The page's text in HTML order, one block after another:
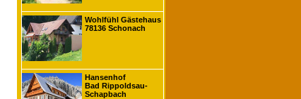
Wohlfühl Gästehaus
78136 Schonach
Hansenhof
Bad Rippoldsau-
Schapbach